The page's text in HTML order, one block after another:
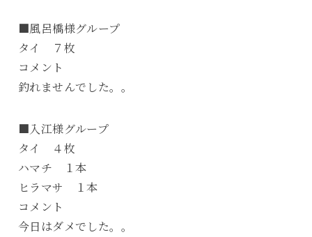
■風呂橋様グループ
タイ ７枚
コメント
釣れませんでした。。
■入江様グループ
タイ ４枚
ハマチ １本
ヒラマサ １本
コメント
今日はダメでした。。